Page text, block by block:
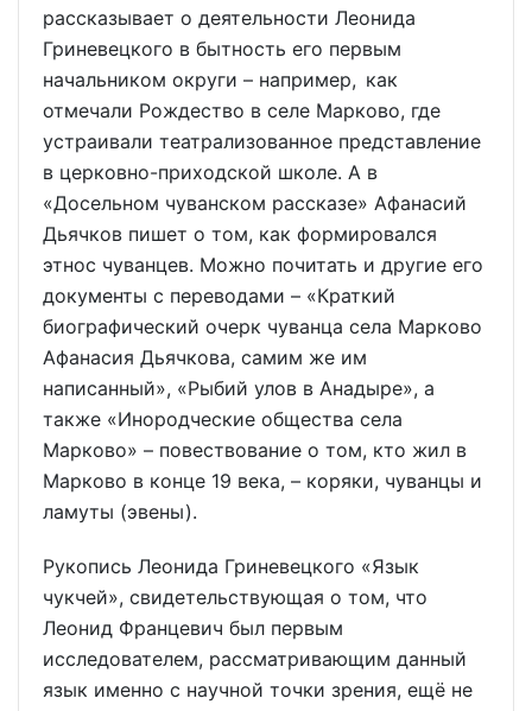
рассказывает о деятельности Леонида
Гриневецкого в бытность его первым
начальником округи – например, как
отмечали Рождество в селе Марково, где
устраивали театрализованное представление
в церковно-приходской школе. А в
«Досельном чуванском рассказе» Афанасий
Дьячков пишет о том, как формировался
этнос чуванцев. Можно почитать и другие его
документы с переводами – «Краткий
биографический очерк чуванца села Марково
Афанасия Дьячкова, самим же им
написанный», «Рыбий улов в Анадыре», а
также «Инородческие общества села
Марково» – повествование о том, кто жил в
Марково в конце 19 века, – коряки, чуванцы и
ламуты (эвены).
Рукопись Леонида Гриневецкого «Язык
чукчей», свидетельствующая о том, что
Леонид Францевич был первым
исследователем, рассматривающим данный
язык именно с научной точки зрения, ещё не